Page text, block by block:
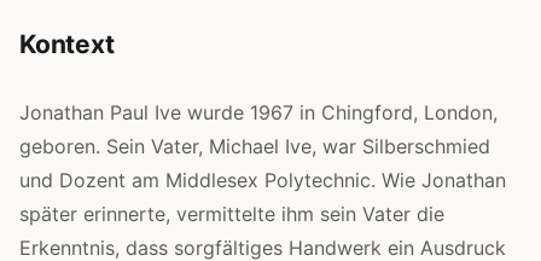
Kontext
Jonathan Paul Ive wurde 1967 in Chingford, London,
geboren. Sein Vater, Michael Ive, war Silberschmied
und Dozent am Middlesex Polytechnic. Wie Jonathan
später erinnerte, vermittelte ihm sein Vater die
Erkenntnis, dass sorgfältiges Handwerk ein Ausdruck